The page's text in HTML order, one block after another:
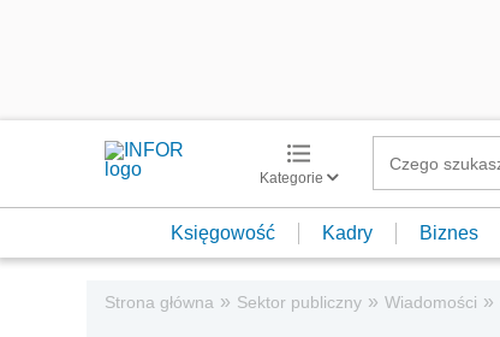
Kategorie
Księgowość Kadry Biznes
Strona główna » Sektor publiczny » Wiadomości »